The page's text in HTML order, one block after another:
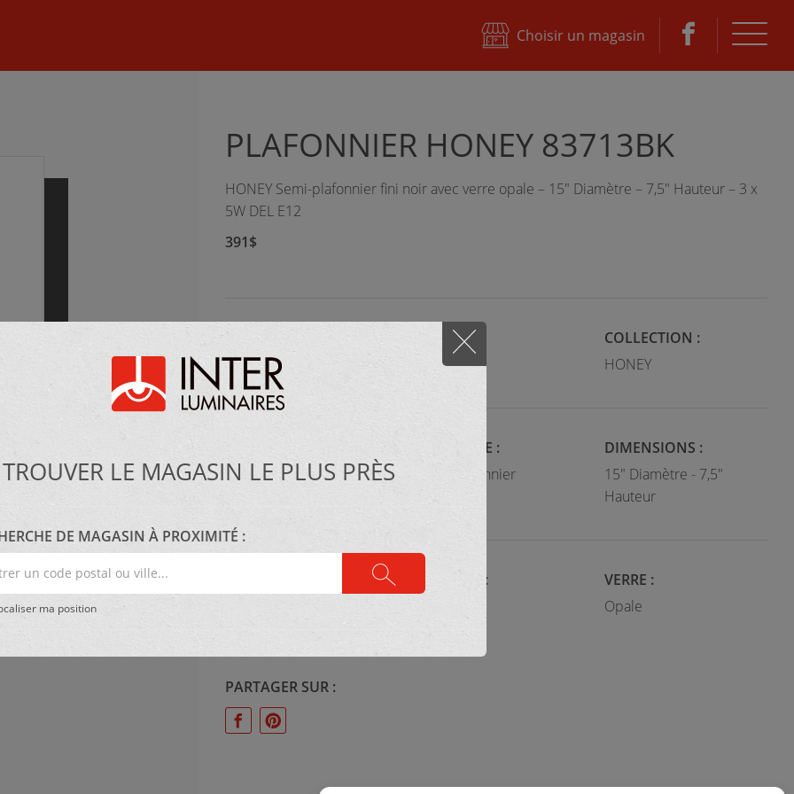
TROUVER LE MAGASIN LE PLUS PRÈS
DE MAGASIN À PROXIMITÉ :
ma position
Choisir un magasin
PLAFONNIER HONEY 83713BK
HONEY Semi-plafonnier fini noir avec verre opale – 15" Diamètre – 7,5" Hauteur – 3 x
5W DEL E12
391$
FOURNISSEUR :
Hinkley
STYLE :
Moderne
COLLECTION :
HONEY
Métal
CATÉGORIE :
Semi-plafonnier
DIMENSIONS :
15" Diamètre - 7,5"
Hauteur
COULEUR :
VERRE :
Opale
PARTAGER SUR :